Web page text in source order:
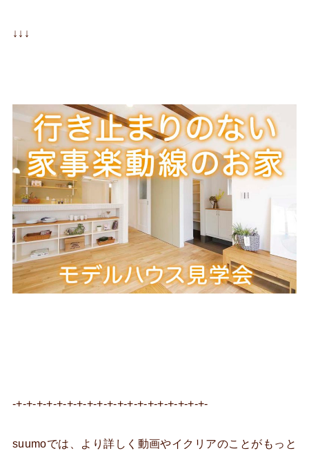
↓↓↓
-+-+-+-+-+-+-+-+-+-+-+-+-+-+-+-+-+-+-+-
suumoでは、より詳しく動画やイクリアのことがもっと